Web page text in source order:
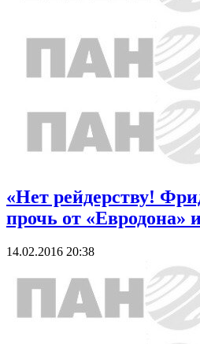
«Нет рейдерству!
прочь от «Евродона»
14.02.2016 20:38